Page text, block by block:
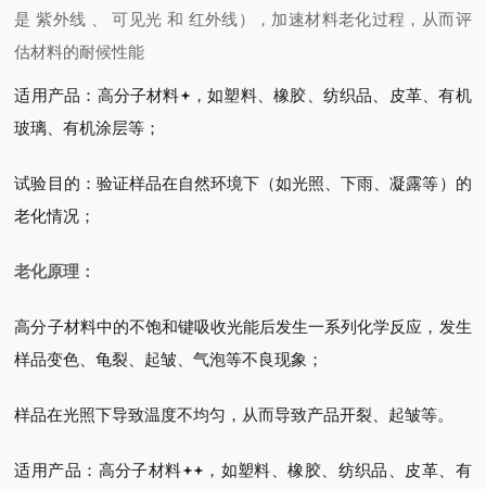
是 紫外线 、 可见光 和 红外线），加速材料老化过程，从而评
估材料的耐候性能
适用产品：高分子材料
，如塑料、橡胶、纺织品、皮革、有机
玻璃、有机涂层等；
试验目的：验证样品在自然环境下（如光照、下雨、凝露等）的
老化情况；
老化原理：
高分子材料中的不饱和键吸收光能后发生一系列化学反应，发生
样品变色、龟裂、起皱、气泡等不良现象；
样品在光照下导致温度不均匀，从而导致产品开裂、起皱等。
适用产品：高分子材料
，如塑料、橡胶、纺织品、皮革、有